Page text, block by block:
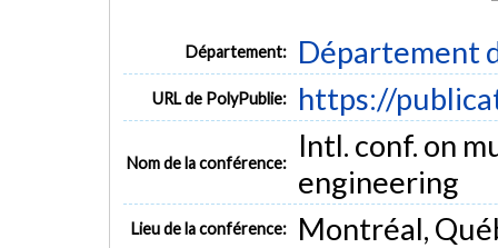
Département: Département
URL de PolyPublie: https://
Nom de la conférence:
Intl. conf. on
engineering
Lieu de la conférence: Montréal,